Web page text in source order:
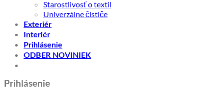
Starostlivosť o textil
Univerzálne čističe
Exteriér
Interiér
Prihlásenie
ODBER NOVINIEK
Prihlásenie